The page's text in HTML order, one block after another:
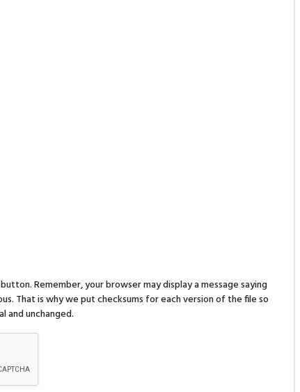
Remember, your browser may display a message saying
That is why we put checksums for each version of the file so
and unchanged.